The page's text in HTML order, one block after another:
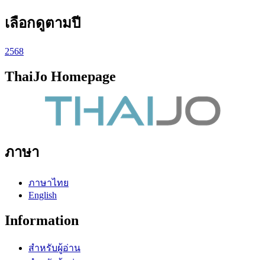
เลือกดูตามปี
2568
ThaiJo Homepage
ภาษา
ภาษาไทย
English
Information
สำหรับผู้อ่าน